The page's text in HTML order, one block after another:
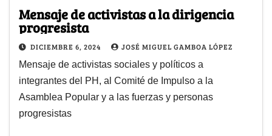
Mensaje de activistas a la dirigencia
progresista
DICIEMBRE 6, 2024 JOSÉ MIGUEL GAMBOA LÓPEZ
Mensaje de activistas sociales y políticos a
integrantes del PH, al Comité de Impulso a la
Asamblea Popular y a las fuerzas y personas
progresistas